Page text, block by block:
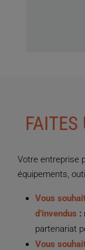
Votre entreprise
équipements,
Vous
d’invendus :
partenariat
Vous